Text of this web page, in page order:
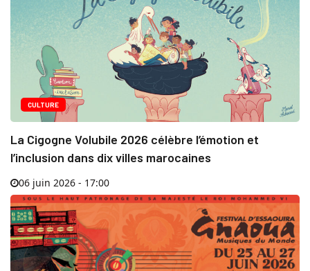
CULTURE
La Cigogne Volubile 2026 célèbre l’émotion et
l’inclusion dans dix villes marocaines
06 juin 2026 - 17:00